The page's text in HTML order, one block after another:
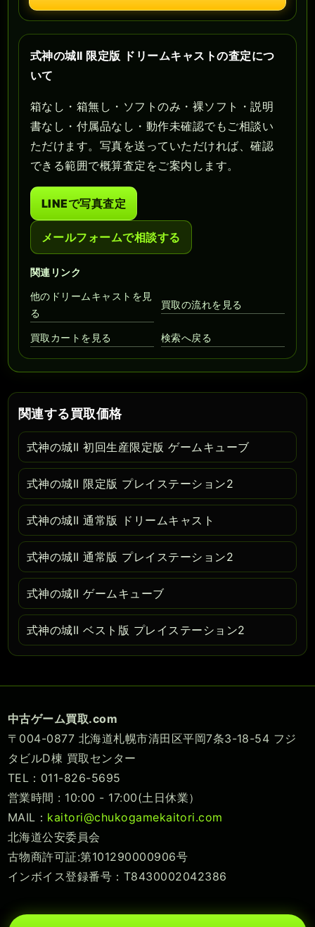
式神の城II 限定版 ドリームキャストの査定につ
いて
箱なし・箱無し・ソフトのみ・裸ソフト・説明
書なし・付属品なし・動作未確認でもご相談い
ただけます。写真を送っていただければ、確認
できる範囲で概算査定をご案内します。
LINEで写真査定
メールフォームで相談する
関連リンク
他のドリームキャストを見
る
買取の流れを見る
買取カートを見る 検索へ戻る
関連する買取価格
式神の城II 初回生産限定版 ゲームキューブ
式神の城II 限定版 プレイステーション2
式神の城II 通常版 ドリームキャスト
式神の城II 通常版 プレイステーション2
式神の城II ゲームキューブ
式神の城II ベスト版 プレイステーション2
中古ゲーム買取.com
〒004-0877 北海道札幌市清田区平岡7条3-18-54 フジ
タビルD棟 買取センター
TEL：011-826-5695
営業時間 : 10:00 - 17:00(土日休業）
MAIL： kaitori@chukogamekaitori.com
北海道公安委員会
古物商許可証:第101290000906号
インボイス登録番号：T8430002042386